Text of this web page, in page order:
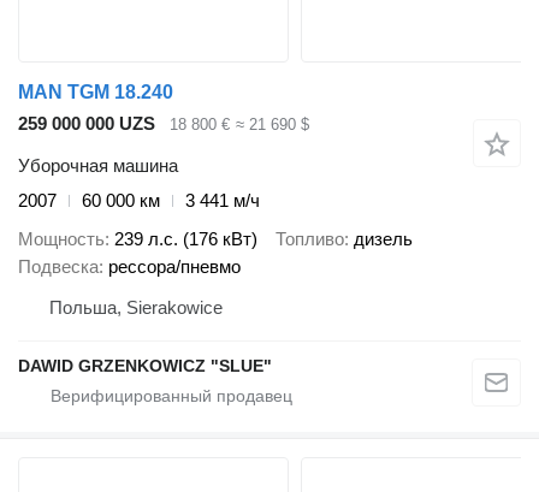
MAN TGM 18.240
259 000 000 UZS
18 800 € ≈ 21 690 $
Уборочная машина
2007
60 000 км
3 441 м/ч
Мощность 239 л.с. (176 кВт) Топливо дизель
Подвеска рессора/пневмо
Польша, Sierakowice
DAWID GRZENKOWICZ "SLUE"